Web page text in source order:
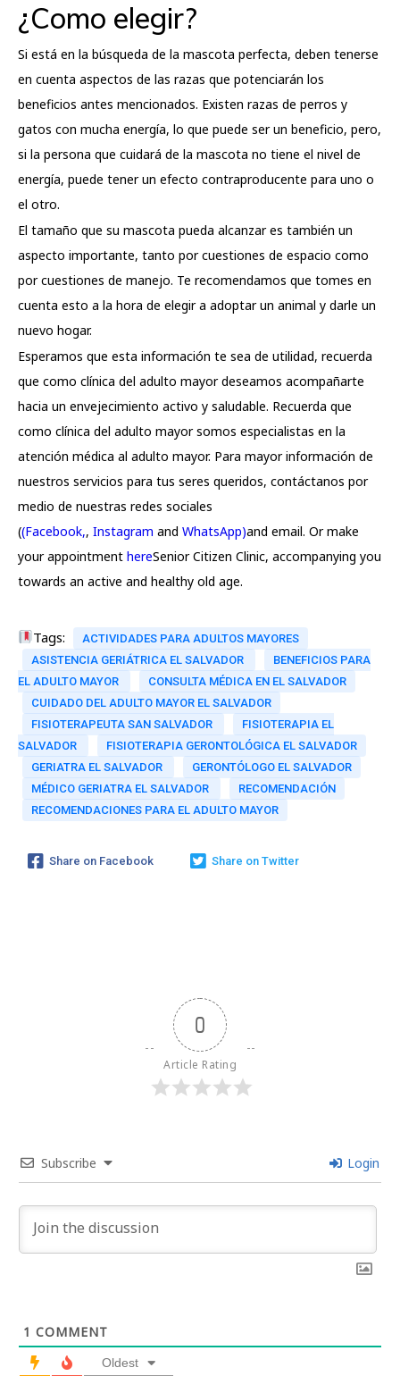
¿Como elegir?
Si está en la búsqueda de la mascota perfecta, deben tenerse
en cuenta aspectos de las razas que potenciarán los
beneficios antes mencionados. Existen razas de perros y
gatos con mucha energía, lo que puede ser un beneficio, pero,
si la persona que cuidará de la mascota no tiene el nivel de
energía, puede tener un efecto contraproducente para uno o
el otro.
El tamaño que su mascota pueda alcanzar es también un
aspecto importante, tanto por cuestiones de espacio como
por cuestiones de manejo. Te recomendamos que tomes en
cuenta esto a la hora de elegir a adoptar un animal y darle un
nuevo hogar.
Esperamos que esta información te sea de utilidad, recuerda
que como clínica del adulto mayor deseamos acompañarte
hacia un envejecimiento activo y saludable. Recuerda que
como clínica del adulto mayor somos especialistas en la
atención médica al adulto mayor. Para mayor información de
nuestros servicios para tus seres queridos, contáctanos por
medio de nuestras redes sociales
((Facebook,, Instagram and WhatsApp)and email. Or make
your appointment hereSenior Citizen Clinic, accompanying you
towards an active and healthy old age.
Tags:
ACTIVIDADES PARA ADULTOS MAYORES
ASISTENCIA GERIÁTRICA EL SALVADOR
BENEFICIOS PARA
EL ADULTO MAYOR
CONSULTA MÉDICA EN EL SALVADOR
CUIDADO DEL ADULTO MAYOR EL SALVADOR
FISIOTERAPEUTA SAN SALVADOR
FISIOTERAPIA EL
SALVADOR
FISIOTERAPIA GERONTOLÓGICA EL SALVADOR
GERIATRA EL SALVADOR
GERONTÓLOGO EL SALVADOR
MÉDICO GERIATRA EL SALVADOR
RECOMENDACIÓN
RECOMENDACIONES PARA EL ADULTO MAYOR
Share on Facebook Share on Twitter
0
Article Rating
Subscribe Login
1 COMMENT
Oldest